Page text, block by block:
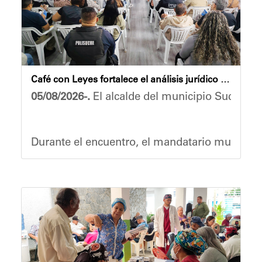
​"Tenemos un desafío en todo el estado
Finalmente, el ministro de Educación,
Esta jornada ratifica el esfuerzo articulado
Joshua Piña.
Café con Leyes fortalece el análisis jurídico y constitucional en el municipio Sucre
05/08/2026-. El alcalde del municipio Sucre,
Durante el encuentro, el mandatario
Vladimir Blanco, abogado y participante
El programa "Café con Leyes" se consolida